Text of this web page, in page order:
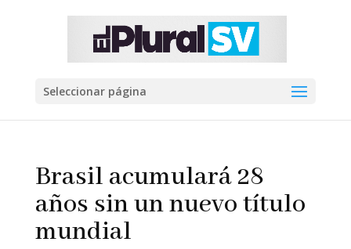
Seleccionar página
Brasil acumulará 28
años sin un nuevo título
mundial